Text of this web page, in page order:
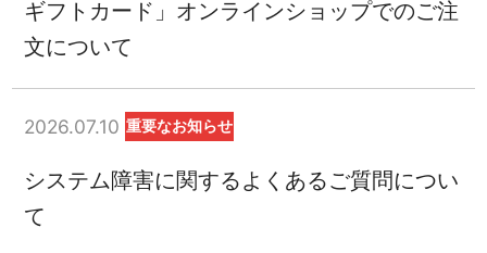
ギフトカード」オンラインショップでのご注
文について
2026.07.10 重要なお知らせ
システム障害に関するよくあるご質問につい
て